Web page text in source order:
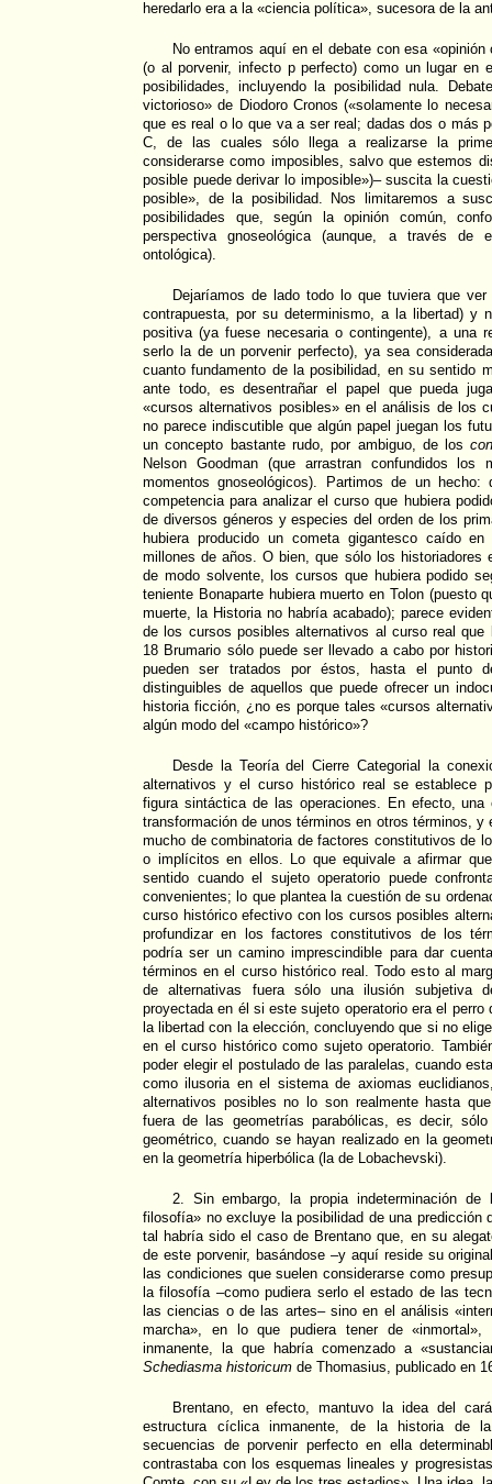
heredarlo era a la «ciencia política», sucesora de la
No entramos aquí en el debate con esa
(o al porvenir, infecto p perfecto) como un lugar en
posibilidades, incluyendo la posibilidad nula.
victorioso» de Diodoro Cronos («solamente lo
que es real o lo que va a ser real; dadas dos o más
C, de las cuales sólo llega a realizarse la
considerarse como imposibles, salvo que estemos
posible puede derivar lo imposible»)– suscita la
posible», de la posibilidad. Nos limitaremos a
posibilidades que, según la opinión común,
perspectiva gnoseológica (aunque, a través de
ontológica).
Dejaríamos de lado todo lo que tuviera que
contrapuesta, por su determinismo, a la libertad) y
positiva (ya fuese necesaria o contingente), a una
serlo la de un porvenir perfecto), ya sea
cuanto fundamento de la posibilidad, en su sentido
ante todo, es desentrañar el papel que pueda
«cursos alternativos posibles» en el análisis de los
no parece indiscutible que algún papel juegan los
un concepto bastante rudo, por ambiguo, de los
Nelson Goodman (que arrastran confundidos los
momentos gnoseológicos). Partimos de un
competencia para analizar el curso que hubiera
de diversos géneros y especies del orden de los
hubiera producido un cometa gigantesco caído
millones de años. O bien, que sólo los historiadores
de modo solvente, los cursos que hubiera podido
teniente Bonaparte hubiera muerto en Tolon (puesto
muerte, la Historia no habría acabado); parece
de los cursos posibles alternativos al curso real que
18 Brumario sólo puede ser llevado a cabo por
pueden ser tratados por éstos, hasta el punto
distinguibles de aquellos que puede ofrecer un
historia ficción, ¿no es porque tales «cursos
algún modo del «campo histórico»?
Desde la Teoría del Cierre Categorial la
alternativos y el curso histórico real se establece
figura sintáctica de las operaciones. En efecto,
transformación de unos términos en otros términos, y
mucho de combinatoria de factores constitutivos de
o implícitos en ellos. Lo que equivale a afirmar
sentido cuando el sujeto operatorio puede
convenientes; lo que plantea la cuestión de su
curso histórico efectivo con los cursos posibles
profundizar en los factores constitutivos de los
podría ser un camino imprescindible para dar
términos en el curso histórico real. Todo esto al
de alternativas fuera sólo una ilusión subjetiva
proyectada en él si este sujeto operatorio era el perro
la libertad con la elección, concluyendo que si no
en el curso histórico como sujeto operatorio.
poder elegir el postulado de las paralelas, cuando
como ilusoria en el sistema de axiomas
alternativos posibles no lo son realmente hasta
fuera de las geometrías parabólicas, es decir,
geométrico, cuando se hayan realizado en la
en la geometría hiperbólica (la de Lobachevski).
2. Sin embargo, la propia indeterminación de
filosofía» no excluye la posibilidad de una predicción
tal habría sido el caso de Brentano que, en su
de este porvenir, basándose –y aquí reside su
las condiciones que suelen considerarse como
la filosofía –como pudiera serlo el estado de las
las ciencias o de las artes– sino en el análisis
marcha», en lo que pudiera tener de
inmanente, la que habría comenzado a
Schediasma historicum de Thomasius, publicado en
Brentano, en efecto, mantuvo la idea del
estructura cíclica inmanente, de la historia de
secuencias de porvenir perfecto en ella
contrastaba con los esquemas lineales y